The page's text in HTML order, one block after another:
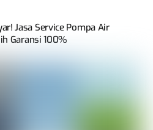
Jasa Service Pompa Air
Garansi 100%